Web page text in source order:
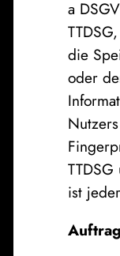
a
die
oder
ist